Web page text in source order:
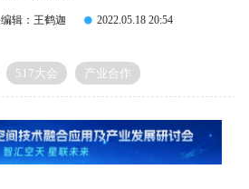
辑：王鹤迦
2022.05.18 20:54
517大会 产业合作